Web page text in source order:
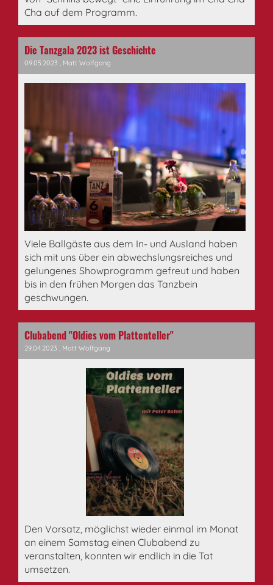
Cha auf dem Programm.
Die Tanzgala 2023 ist Geschichte
09.05.2023 , Matt Wolfgang
Viele Ballgäste aus dem In- und Ausland haben
sich mit uns über ein abwechslungsreiches und
gelungenes Showprogramm gefreut und haben
bis in den frühen Morgen das Tanzbein
geschwungen.
Clubabend "Oldies vom Plattenteller"
29.04.2023 , Matt Wolfgang
Den Vorsatz, möglichst wieder einmal im Monat
an einem Samstag einen Clubabend zu
veranstalten, konnten wir endlich in die Tat
umsetzen.